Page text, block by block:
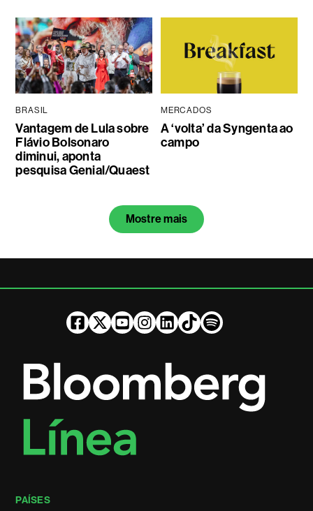
BRASIL
Vantagem de Lula sobre
Flávio Bolsonaro
diminui, aponta
pesquisa Genial/Quaest
MERCADOS
A ‘volta’ da Syngenta ao
campo
Mostre mais
PAÍSES